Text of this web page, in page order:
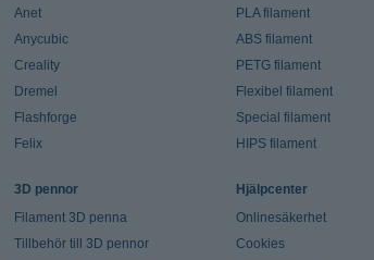
Anet
Anycubic
Creality
Dremel
Flashforge
Felix
PLA filament
ABS filament
PETG filament
Flexibel filament
Special filament
HIPS filament
3D pennor
Filament 3D penna
Tillbehör till 3D pennor
Hjälpcenter
Onlinesäkerhet
Cookies